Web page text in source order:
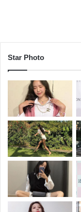
Star Photo